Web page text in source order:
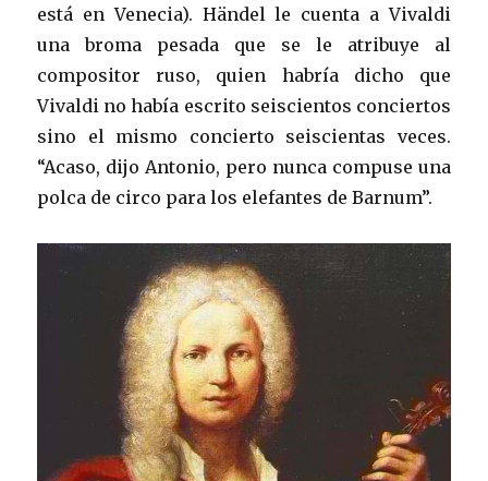
está en Venecia). Händel le cuenta a Vivaldi
una broma pesada que se le atribuye al
compositor ruso, quien habría dicho que
Vivaldi no había escrito seiscientos conciertos
sino el mismo concierto seiscientas veces.
“Acaso, dijo Antonio, pero nunca compuse una
polca de circo para los elefantes de Barnum”.